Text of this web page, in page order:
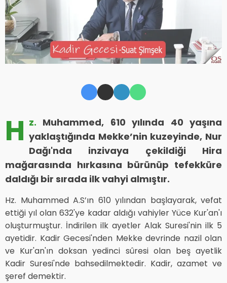
H z. Muhammed, 610 yılında 40 yaşına
yaklaştığında Mekke’nin kuzeyinde, Nur
Dağı'nda inzivaya çekildiği Hira
mağarasında hırkasına bürünüp tefekküre
daldığı bir sırada ilk vahyi almıştır.
Hz. Muhammed A.S’ın 610 yılından başlayarak, vefat
ettiği yıl olan 632'ye kadar aldığı vahiyler Yüce Kur'an'ı
oluşturmuştur. İndirilen ilk ayetler Alak Suresi'nin ilk 5
ayetidir. Kadir Gecesi'nden Mekke devrinde nazil olan
ve Kur'an'ın doksan yedinci sûresi olan beş ayetlik
Kadir Suresi'nde bahsedilmektedir. Kadir, azamet ve
şeref demektir.